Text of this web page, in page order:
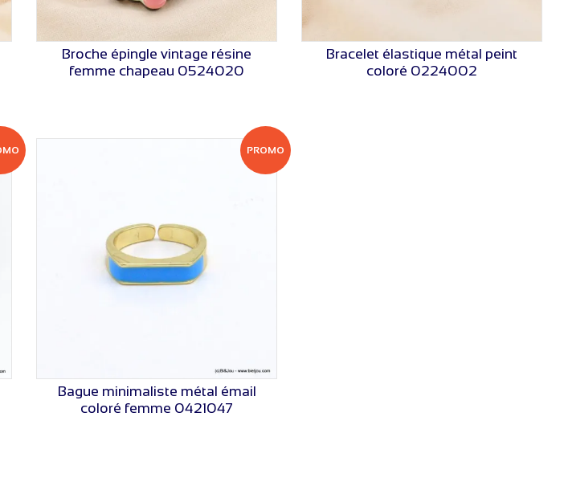
VOIR LE PRIX
Broche épingle vintage résine
femme chapeau 0524020
VOIR LE PRIX
Bracelet élastique métal peint
coloré 0224002
VOIR LE PRIX
Bague minimaliste métal émail
coloré femme 0421047
PROMO